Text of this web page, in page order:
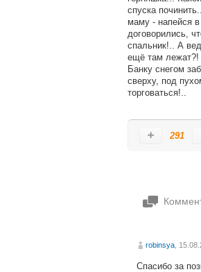
спуска
маму - напейся
договорились,
спальник!.. А
ещё там лежат?!
Банку снегом
сверху, под
торговаться!..
291
robinsya ,
Спасибо за